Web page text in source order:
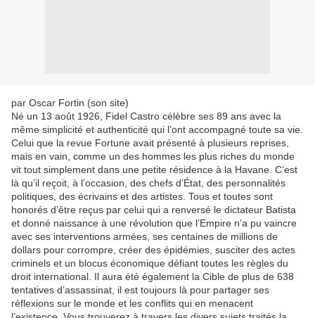
par Oscar Fortin (son site)
Né un 13 août 1926, Fidel Castro célèbre ses 89 ans avec la
même simplicité et authenticité qui l’ont accompagné toute sa vie.
Celui que la revue Fortune avait présenté à plusieurs reprises,
mais en vain, comme un des hommes les plus riches du monde
vit tout simplement dans une petite résidence à la Havane. C’est
là qu’il reçoit, à l’occasion, des chefs d’État, des personnalités
politiques, des écrivains et des artistes. Tous et toutes sont
honorés d’être reçus par celui qui a renversé le dictateur Batista
et donné naissance à une révolution que l’Empire n’a pu vaincre
avec ses interventions armées, ses centaines de millions de
dollars pour corrompre, créer des épidémies, susciter des actes
criminels et un blocus économique défiant toutes les règles du
droit international. Il aura été également la Cible de plus de 638
tentatives d’assassinat, il est toujours là pour partager ses
réflexions sur le monde et les conflits qui en menacent